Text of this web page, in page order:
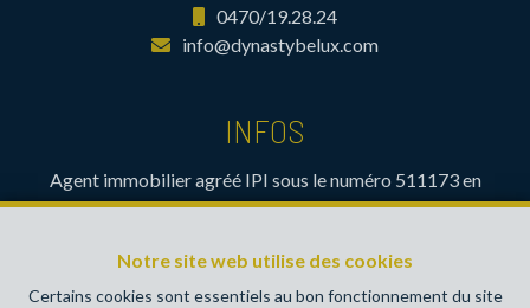
Notre site web utilise des cookies
Certains cookies sont essentiels au bon fonctionnement du site
0470/19.28.24
info@dynastybelux.com
INFOS
Agent immobilier agréé IPI sous le numéro 511173 en
Belgique- Instance de contrôle: Institut professionnel des
(+32 2 505 38 50 - info@ipi.be) - Soumis au
déontologique de l’ IPI